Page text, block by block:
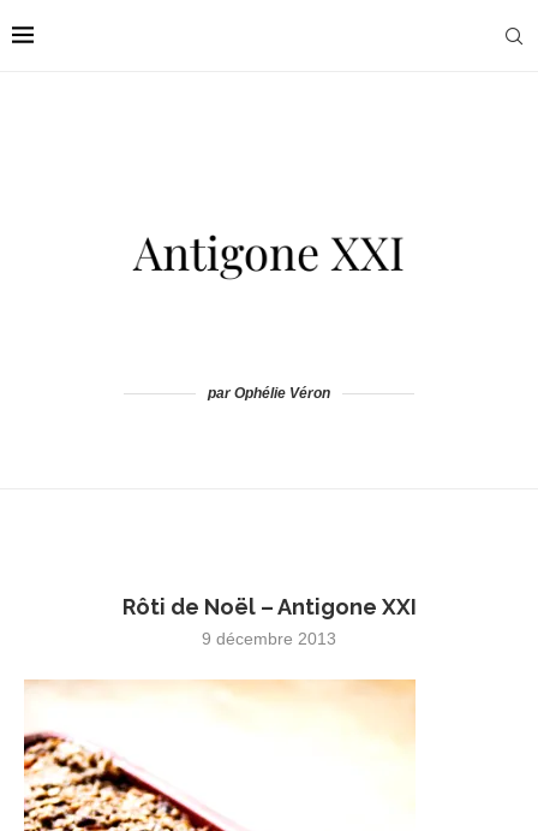
par Ophélie Véron
Rôti de Noël – Antigone XXI
9 décembre 2013